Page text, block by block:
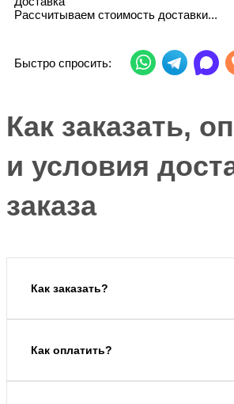
Рассчитываем стоимость доставки...
Быстро спросить:
Как заказать,
и условия
заказа
Как заказать?
Как оплатить?